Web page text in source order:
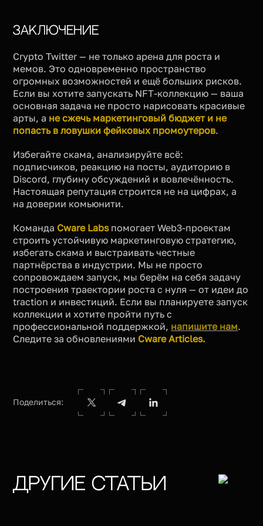
Заключение
Crypto Twitter — не только арена для роста и
мемов. Это одновременно пространство
огромных возможностей и ещё больших рисков.
Если вы хотите запускать NFT-коллекцию — ваша
основная задача не просто нарисовать красивые
арты, а не сжечь маркетинговый бюджет и не
попасть в ловушки фейковых промоутеров.
Избегайте скама, анализируйте всё:
подписчиков, реакцию на посты, аудиторию в
Discord, глубину обсуждений и вовлечённость.
Настоящая репутация строится не на цифрах, а
на доверии комьюнити.
Команда Cware Labsпомогает Web3-проектам
строить устойчивую маркетинговую стратегию,
избегать скама и выстраивать честные
партнёрства в индустрии. Мы не просто
сопровождаем запуск, мы берём на себя задачу
построения траектории роста с нуля — от идеи до
traction и инвестиций. Если вы планируете запуск
коллекции и хотите пройти путь с
профессиональной поддержкой, напишите нам.
Следите за обновлениями Cware Articles.
Поделиться:
Другие статьи